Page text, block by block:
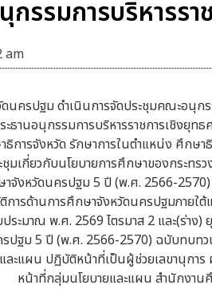
รรมการบริหารร
am
นครปฐม ดำเนินการจัดประชุมคณะอนุก
านอนุกรรมการบริหารราชการเชิงยุทธ
การจังหวัด รักษาการในตำแหน่ง ศึกษา
ชุมเกี่ยวกับนโยบายการศึกษาของกระท
จังหวัดนครปฐม 5 ปี (พ.ศ. 2566-
ารด้านการศึกษาจังหวัดนครปฐมภาย
ะมาณ พ.ศ. 2569 ไตรมาส 2 และ(ร่าง)
ปฐม 5 ปี (พ.ศ. 2566-2570) ฉบับทบท
ะแผน ปฏิบัติหน้าที่เป็นผู้ช่วยเลขานุการ
หน้าที่กลุ่มนโยบายและแผน สำนักงาน